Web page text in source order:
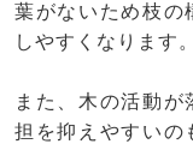
葉がないため枝の
しやすくなります。
また、木の活動が
担を抑えやすいの